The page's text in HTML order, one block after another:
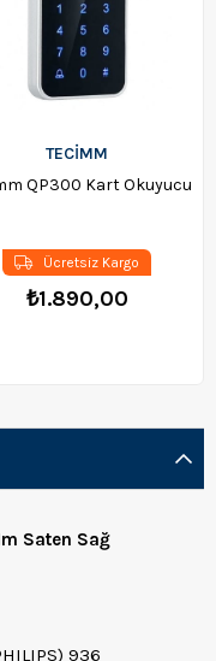
TECİMM
QP300 Kart Okuyucu
₺1.890,00
Ücretsiz Kargo
Saten Sağ
936